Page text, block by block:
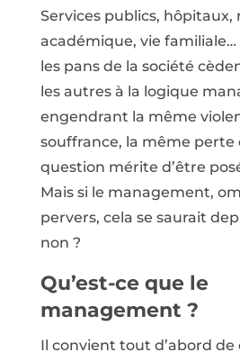
Services publics, hôpitaux,
académique, vie
les pans de la société
les autres à la logique
engendrant la même
souffrance, la même perte
question mérite d’être
Mais si le management,
pervers, cela se saurait
non ?
Qu’est-ce que le
management ?
Il convient tout d’abord